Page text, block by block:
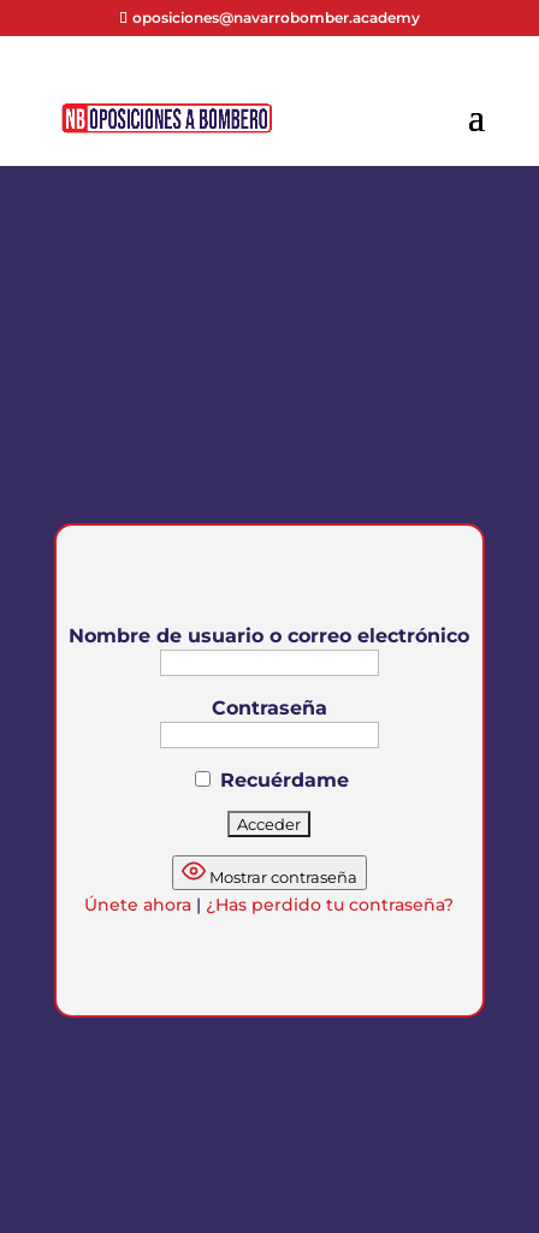
oposiciones@navarrobomber.academy
Nombre de usuario o correo electrónico
Contraseña
Recuérdame
Mostrar contraseña
Únete ahora | ¿Has perdido tu contraseña?